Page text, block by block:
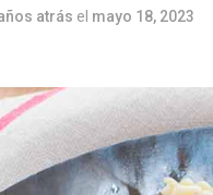
atrás el mayo 18, 2023